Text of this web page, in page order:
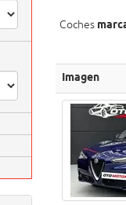
Coches
Imagen